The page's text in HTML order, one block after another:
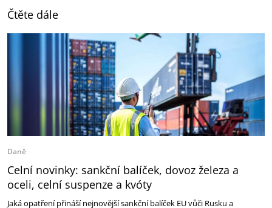
Čtěte dále
Daně
Celní novinky: sankční balíček, dovoz železa a
oceli, celní suspenze a kvóty
Jaká opatření přináší nejnovější sankční balíček EU vůči Rusku a